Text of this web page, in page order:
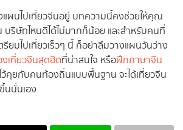
แผนไปเที่ยวจีนอยู่ บทความนี้คงช่วยให้คุณ
บริษัทไหนดีได้ไม่มากก็น้อย และสำหรับคนที่
ยมไปเที่ยวเร็วๆ นี้ ก็อย่าลืมวางแผนวันว่าง
เที่ยวจีนสุดฮิตที่น่าสนใจ หรือฝึกภาษาจีน
ไว้คุยกับคนท้องถิ่นแบบพื้นฐาน จะได้เที่ยวจีน
นนั่นเอง